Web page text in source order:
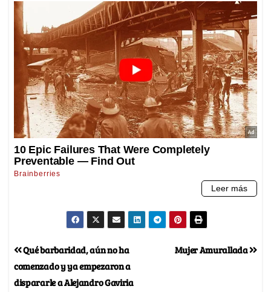
Mujer Amurallada
Qué barbaridad, aún no ha
comenzado y ya empezaron a
dispararle a Alejandro Gaviria